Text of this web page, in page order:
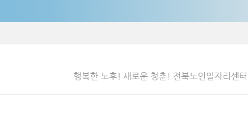
행복한 노후! 새로운 청춘! 전북노인일자리센